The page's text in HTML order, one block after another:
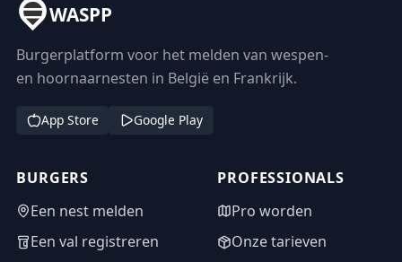
WASPP
Burgerplatform voor het melden van wespen-
en hoornaarnesten in België en Frankrijk.
App Store Google Play
BURGERS
Een nest melden
Een val registreren
PROFESSIONALS
Pro worden
Onze tarieven